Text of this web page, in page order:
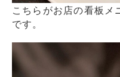
こちらがお店の看板
です。